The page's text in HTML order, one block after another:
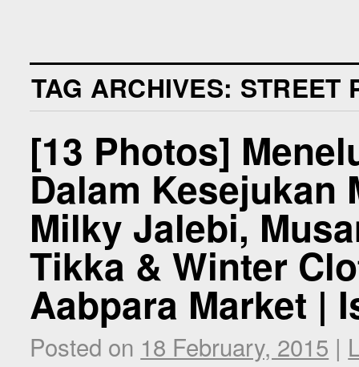
TAG ARCHIVES: STREET
[13 Photos]
Dalam Kesejukan
Milky Jalebi,
Tikka & Winter
Aabpara Market |
Posted on 18 February, 2015 |